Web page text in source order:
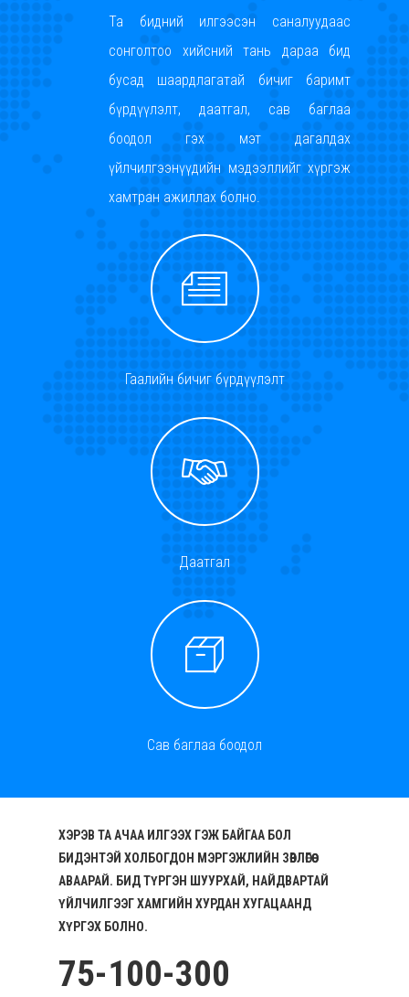
Та бидний илгээсэн саналуудаас
сонголтоо хийсний тань дараа бид
бусад шаардлагатай бичиг баримт
бүрдүүлэлт, даатгал, сав баглаа
боодол гэх мэт дагалдах
үйлчилгээнүүдийн мэдээллийг хүргэж
хамтран ажиллах болно.
Гаалийн бичиг бүрдүүлэлт
Даатгал
Сав баглаа боодол
ХЭРЭВ ТА АЧАА ИЛГЭЭХ ГЭЖ БАЙГАА БОЛ
БИДЭНТЭЙ ХОЛБОГДОН МЭРГЭЖЛИЙН ЗӨВЛӨГӨӨ
АВААРАЙ. БИД ТҮРГЭН ШУУРХАЙ, НАЙДВАРТАЙ
ҮЙЛЧИЛГЭЭГ ХАМГИЙН ХУРДАН ХУГАЦААНД
ХҮРГЭХ БОЛНО.
75-100-300